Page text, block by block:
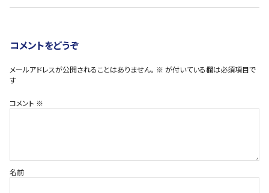
コメントをどうぞ
メールアドレスが公開されることはありません。 ※ が付いている欄は必須項目で
す
コメント ※
名前